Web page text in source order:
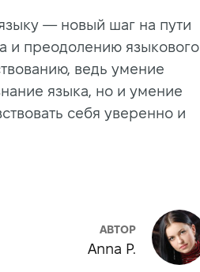
— новый шаг на пути
и преодолению языкового
ведь умение
языка, но и умение
себя уверенно и
АВТОР
Anna P.